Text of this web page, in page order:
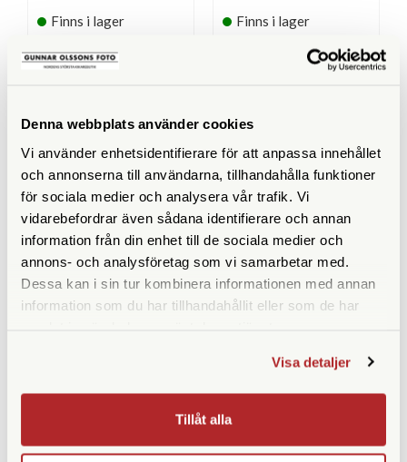
Denna webbplats använder cookies
Vi använder enhetsidentifierare för att anpassa innehållet
och annonserna till användarna, tillhandahålla funktioner
för sociala medier och analysera vår trafik. Vi
vidarebefordrar även sådana identifierare och annan
information från din enhet till de sociala medier och
annons- och analysföretag som vi samarbetar med.
Dessa kan i sin tur kombinera informationen med annan
information som du har tillhandahållit eller som de har
Visa detaljer
Tillåt alla
Finns i lager
29.900 SEK
32.090 SEK
Finns i lager
SPECIFIKATIONER
Totalvikt (kg) 2,85
TUBKIKARE
58
Vattentät